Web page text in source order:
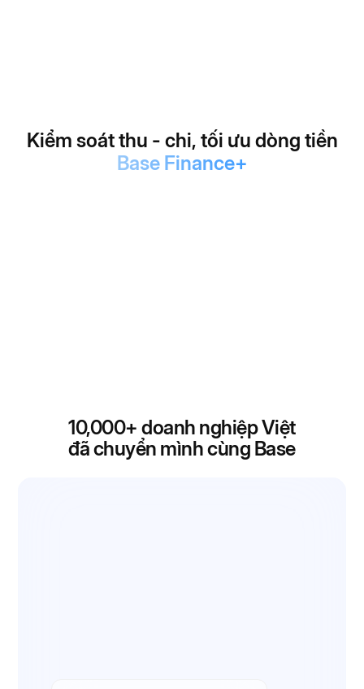
Kiểm soát thu - chi, tối ưu dòng tiền
Base Finance+
10,000+ doanh nghiệp Việt
đã chuyển mình cùng Base